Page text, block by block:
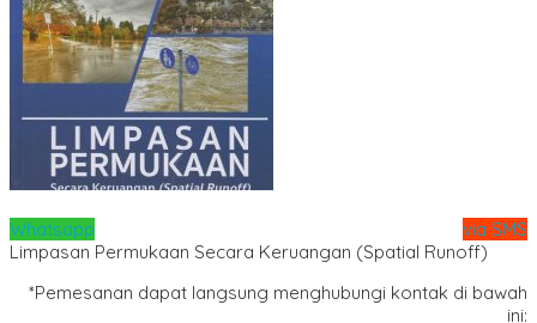
Whatsapp
via SMS
Limpasan Permukaan Secara Keruangan (Spatial Runoff)
*Pemesanan dapat langsung menghubungi kontak di bawah
ini: